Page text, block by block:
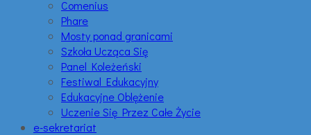
Comenius
Phare
Mosty ponad granicami
Szkoła Ucząca Się
Panel Koleżeński
Festiwal Edukacyjny
Edukacyjne Oblężenie
Uczenie Się Przez Całe Życie
e-sekretariat